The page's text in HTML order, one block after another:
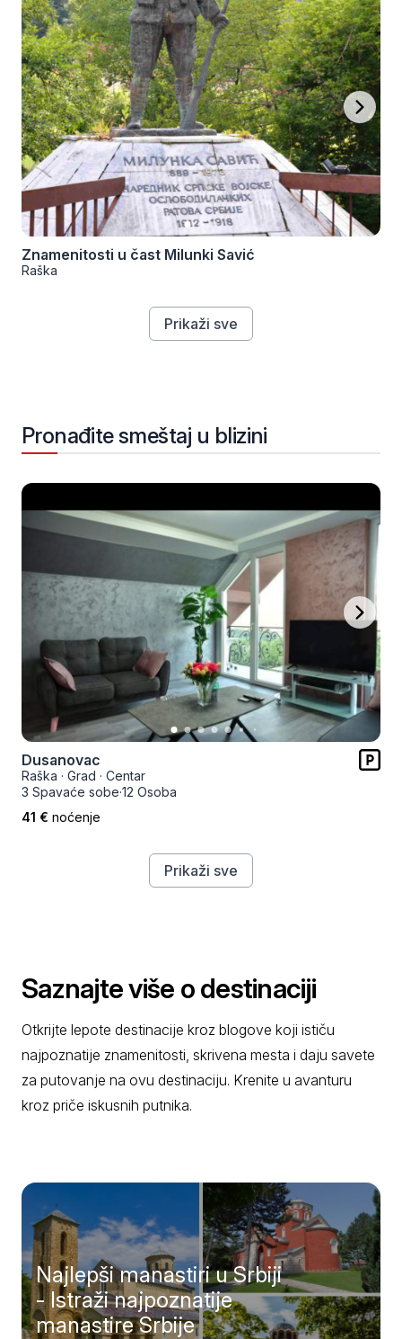
Znamenitosti u čast Milunki Savić
Raška
Prikaži sve
Pronađite smeštaj u blizini
Dusanovac
Raška · Grad · Centar
3 Spavaće sobe·12 Osoba
41 € noćenje
Prikaži sve
Saznajte više o destinaciji
Otkrijte lepote destinacije kroz blogove koji ističu
najpoznatije znamenitosti, skrivena mesta i daju savete
za putovanje na ovu destinaciju. Krenite u avanturu
kroz priče iskusnih putnika.
Najlepši manastiri u Srbiji
- Istraži najpoznatije
manastire Srbije